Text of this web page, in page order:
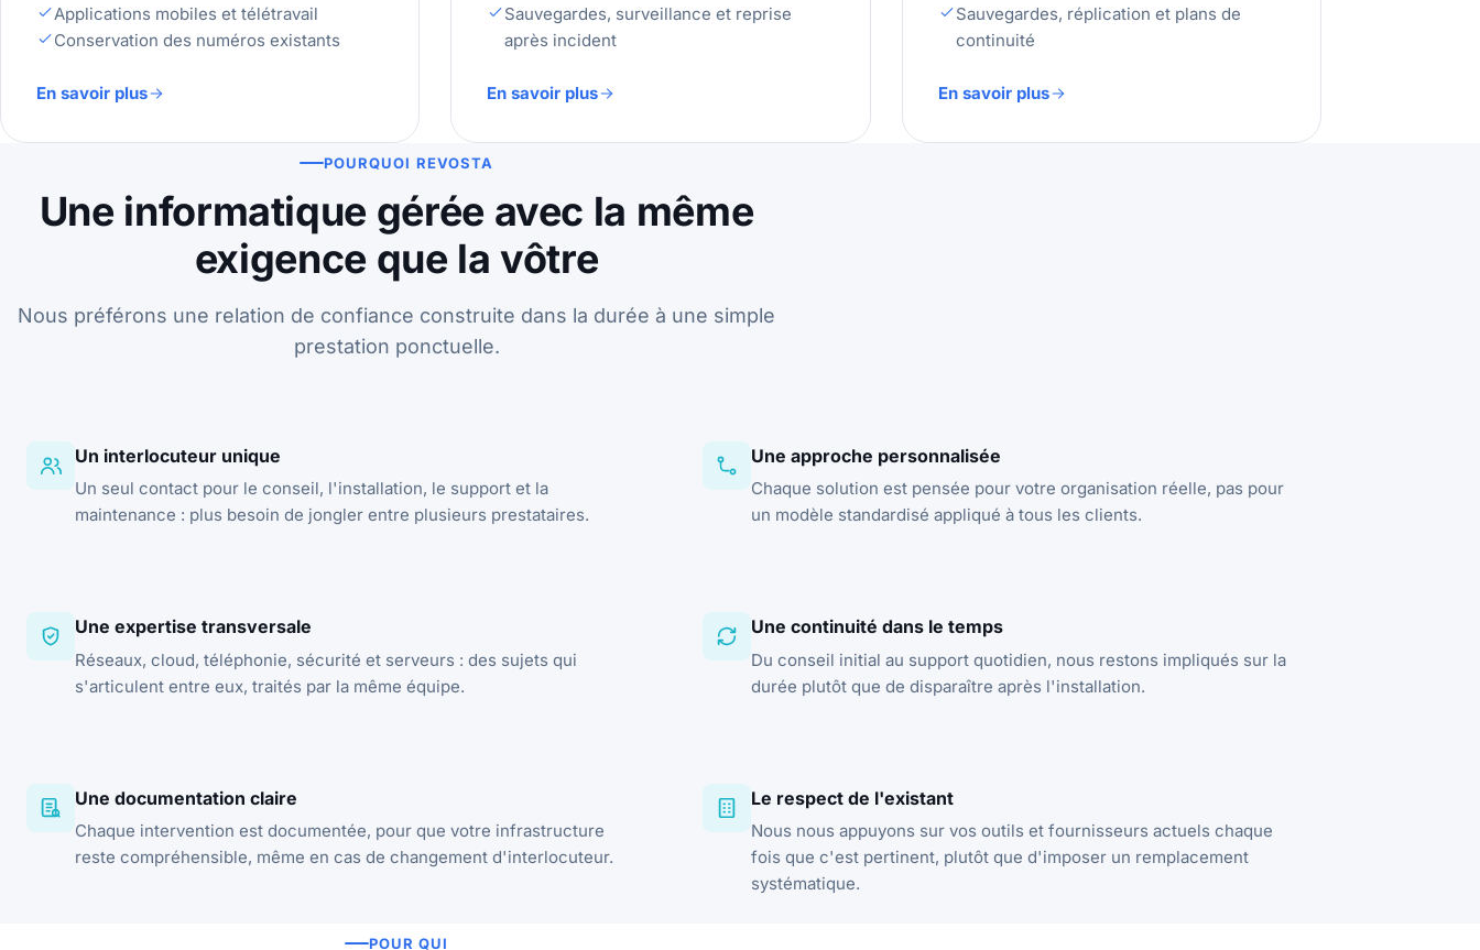
Applications mobiles et télétravail
Conservation des numéros existants
En savoir plus
Sauvegardes, surveillance et reprise
après incident
En savoir plus
Sauvegardes, réplication et plans de
continuité
En savoir plus
POURQUOI REVOSTA
Une informatique gérée avec la même
exigence que la vôtre
Nous préférons une relation de confiance construite dans la durée à une simple
prestation ponctuelle.
Un interlocuteur unique
Un seul contact pour le conseil, l'installation, le support et la
maintenance : plus besoin de jongler entre plusieurs prestataires.
Une approche personnalisée
Chaque solution est pensée pour votre organisation réelle, pas pour
un modèle standardisé appliqué à tous les clients.
Une expertise transversale
Réseaux, cloud, téléphonie, sécurité et serveurs : des sujets qui
s'articulent entre eux, traités par la même équipe.
Une continuité dans le temps
Du conseil initial au support quotidien, nous restons impliqués sur la
durée plutôt que de disparaître après l'installation.
Une documentation claire
Chaque intervention est documentée, pour que votre infrastructure
reste compréhensible, même en cas de changement d'interlocuteur.
Le respect de l'existant
Nous nous appuyons sur vos outils et fournisseurs actuels chaque
fois que c'est pertinent, plutôt que d'imposer un remplacement
systématique.
POUR QUI